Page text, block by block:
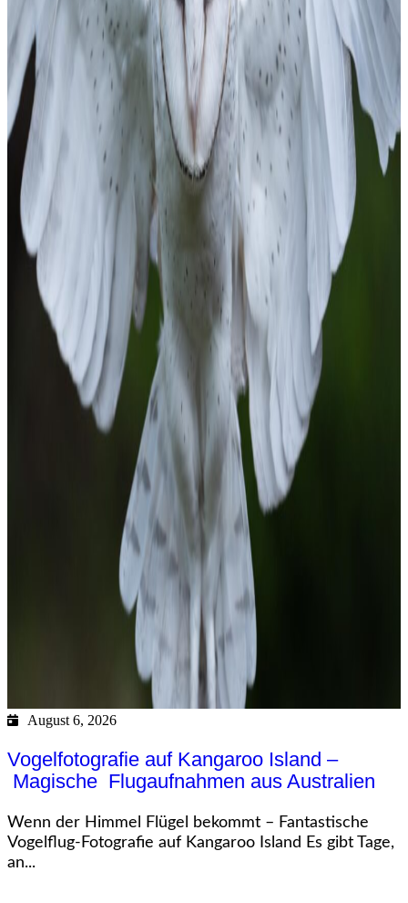
August 6, 2026
Vogelfotografie auf Kangaroo Island –
Magische Flugaufnahmen aus Australien
Wenn der Himmel Flügel bekommt – Fantastische
Vogelflug-Fotografie auf Kangaroo Island Es gibt Tage,
an...